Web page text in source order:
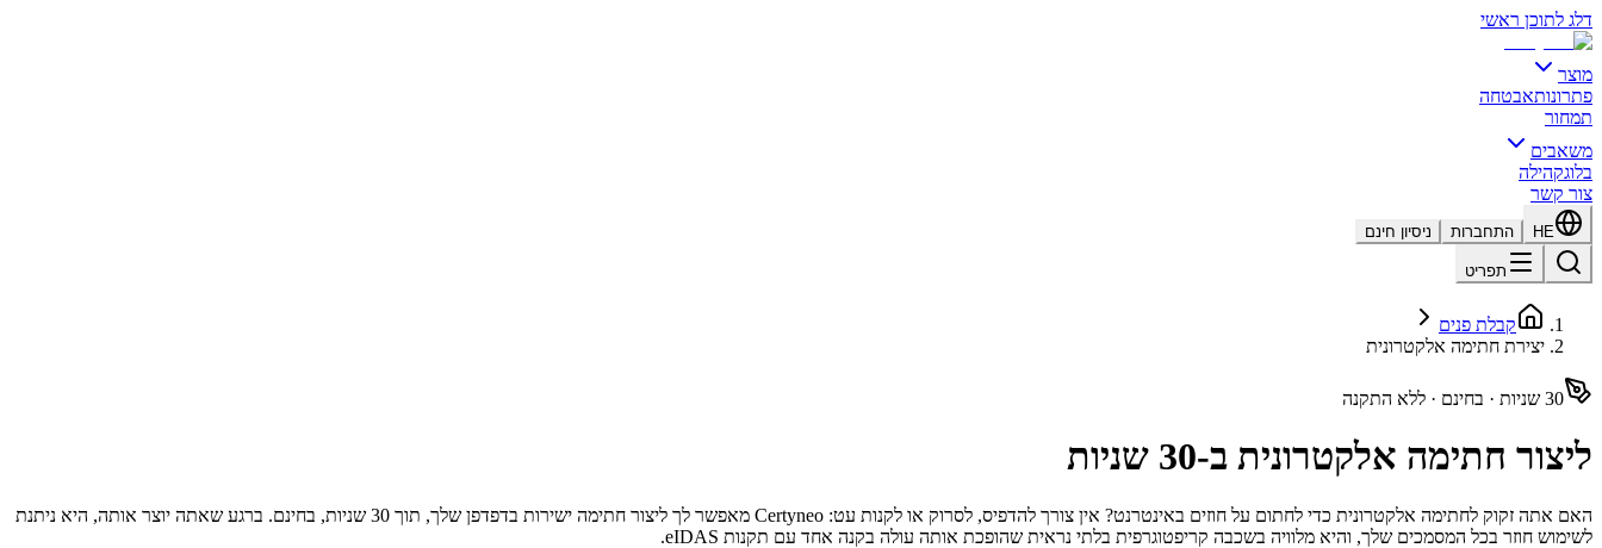
דלג לתוכן ראשי
מוצר
פתרונותאבטחה
תמחור
משאבים
בלוגקהילה
צור קשר
HE התחברות ניסיון חינם
תפריט
קבלת פנים
יצירת חתימה אלקטרונית
30 שניות · בחינם · ללא התקנה
ליצור חתימה אלקטרונית ב-30 שניות
האם אתה זקוק לחתימה אלקטרונית כדי לחתום על חוזים באינטרנט? אין צורך להדפיס, לסרוק או לקנות עט: Certyneo מאפשר לך ליצור חתימה ישירות בדפדפן שלך, תוך 30 שניות, בחינם. ברגע שאתה יוצר אותה, היא ניתנת
לשימוש חוזר בכל המסמכים שלך, והיא מלוויה בשכבה קריפטוגרפית בלתי נראית שהופכת אותה עולה בקנה אחד עם תקנות eIDAS.